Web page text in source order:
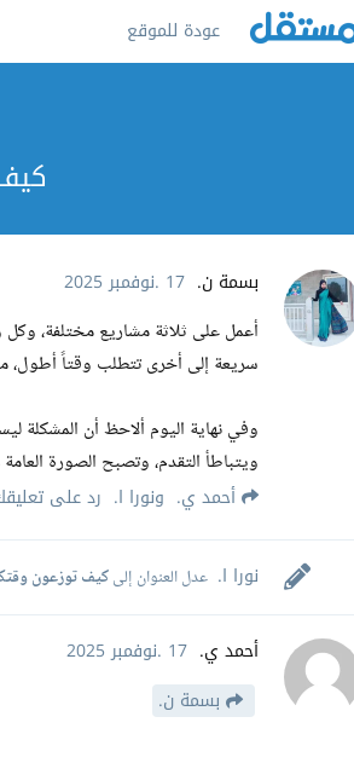
عودة للموقع
بسمة ن. 17 .نوفمبر 2025
أعمل على ثلاثة مشاريع مختلفة، وكل
سريعة إلى أخرى تتطلب وقتاً أطول،
وفي نهاية اليوم ألاحظ أن
ويتباطأ التقدم، وتصبح الصورة
أحمد ي. ونورا ا. رد على
نورا ا. عدل العنوان إلىكيف توزعون
أحمد ي. 17 .نوفمبر 2025
بسمة ن.